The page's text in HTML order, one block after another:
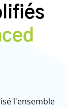
l'ensemble